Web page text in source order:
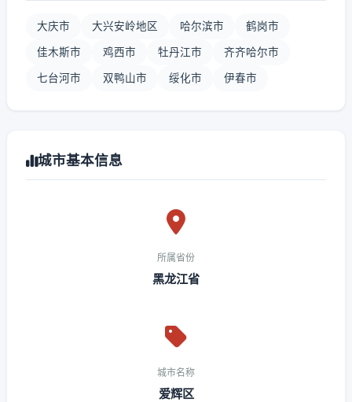
大庆市 大兴安岭地区 哈尔滨市 鹤岗市
佳木斯市 鸡西市 牡丹江市 齐齐哈尔市
七台河市 双鸭山市 绥化市 伊春市
城市基本信息
所属省份
黑龙江省
城市名称
爱辉区